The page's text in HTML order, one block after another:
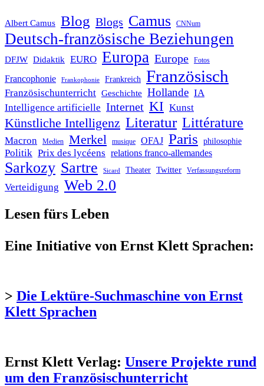
Albert Camus Blog Blogs Camus CNNum
Deutsch-französische Beziehungen
DFJW Didaktik EURO Europa Europe Fotos
Francophonie Frankophonie Frankreich Französisch
Französischunterricht Geschichte Hollande IA
Intelligence artificielle Internet KI Kunst
Künstliche Intelligenz Literatur Littérature
Macron Medien Merkel musique OFAJ Paris philosophie
Politik Prix des lycéens relations franco-allemandes
Sarkozy Sartre Sicard Theater Twitter Verfassungsreform
Verteidigung Web 2.0
Lesen fürs Leben
Eine Initiative von Ernst Klett Sprachen:
> Die Lektüre-Suchmaschine von Ernst
Klett Sprachen
Ernst Klett Verlag: Unsere Projekte rund
um den Französischunterricht